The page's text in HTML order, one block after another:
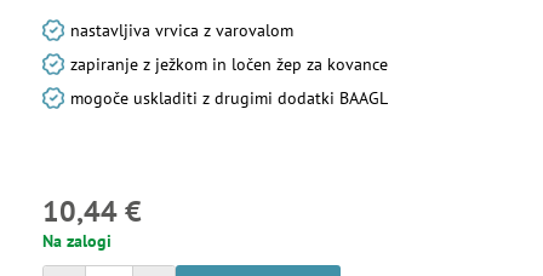
nastavljiva vrvica z varovalom
zapiranje z ježkom in ločen žep za kovance
mogoče uskladiti z drugimi dodatki BAAGL
10,44 €
Na zalogi